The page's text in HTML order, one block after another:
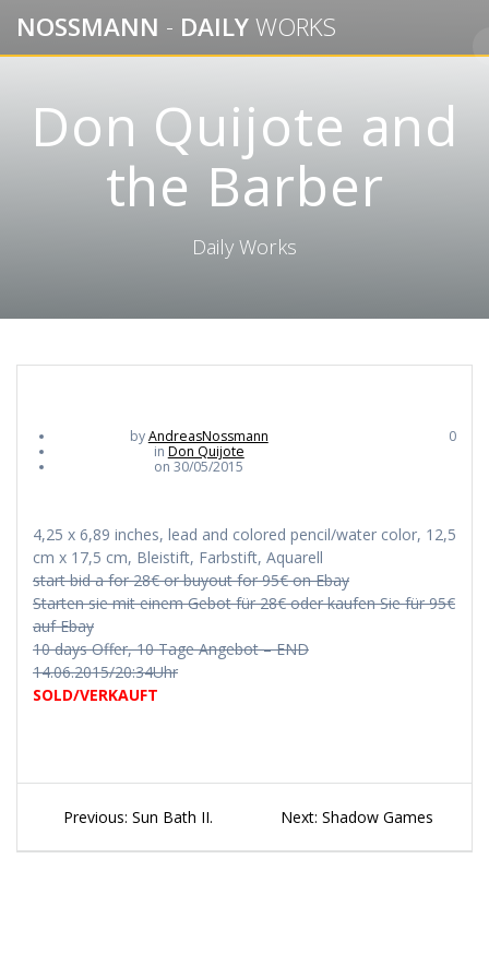
to
content
NOSSMANN - DAILYWORKS
Don Quijote and
the Barber
Daily Works
byAndreasNossmann
in Don Quijote
on 30/05/2015
0
4,25 x 6,89 inches, lead and colored pencil/water color, 12,5
cm x 17,5 cm, Bleistift, Farbstift, Aquarell
start bid a for 28€ or buyout for 95€ on Ebay
Starten sie mit einem Gebot für 28€ oder kaufen Sie für 95€
auf Ebay
10 days Offer, 10 Tage Angebot – END
14.06.2015/20:34Uhr
SOLD/VERKAUFT
Beitragsnavigation
Previous: Previous
Sun Bath II. Next: Next
Shadow Games